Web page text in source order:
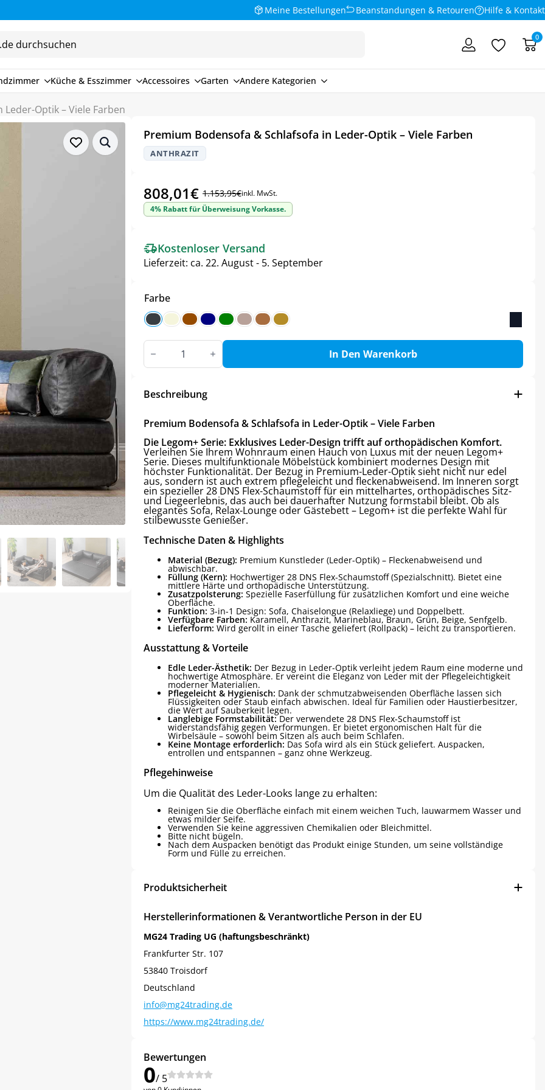
Meine Bestellungen Beanstandungen & Retouren Hilfe & Kontakt
0
Küche & Esszimmer Accessoires Garten Andere Kategorien
Optik – Viele Farben
Premium Bodensofa & Schlafsofa in Leder-Optik – Viele Farben
ANTHRAZIT
1.153,95€
808,01€
inkl. MwSt.
4% Rabatt für Überweisung Vorkasse.
Kostenloser Versand
Lieferzeit: ca. 22. August - 5. September
Farbe
Premium
Bodensofa
&
Leder-
Viele
Menge
In Den Warenkorb
Beschreibung
Premium Bodensofa & Schlafsofa in Leder-Optik – Viele Farben
Die Legom+ Serie: Exklusives Leder-Design trifft auf orthopädischen Komfort.
Verleihen Sie Ihrem Wohnraum einen Hauch von Luxus mit der neuen Legom+
Serie. Dieses multifunktionale Möbelstück kombiniert modernes Design mit
höchster Funktionalität. Der Bezug in Premium-Leder-Optik sieht nicht nur edel
aus, sondern ist auch extrem pflegeleicht und fleckenabweisend. Im Inneren sorgt
ein spezieller 28 DNS Flex-Schaumstoff für ein mittelhartes, orthopädisches Sitz-
und Liegeerlebnis, das auch bei dauerhafter Nutzung formstabil bleibt. Ob als
elegantes Sofa, Relax-Lounge oder Gästebett – Legom+ ist die perfekte Wahl für
stilbewusste Genießer.
Technische Daten & Highlights
Material (Bezug): Premium Kunstleder (Leder-Optik) – Fleckenabweisend und
abwischbar.
Füllung (Kern): Hochwertiger 28 DNS Flex-Schaumstoff (Spezialschnitt). Bietet eine
mittlere Härte und orthopädische Unterstützung.
Zusatzpolsterung: Spezielle Faserfüllung für zusätzlichen Komfort und eine weiche
Oberfläche.
Funktion: 3-in-1 Design: Sofa, Chaiselongue (Relaxliege) und Doppelbett.
Verfügbare Farben: Karamell, Anthrazit, Marineblau, Braun, Grün, Beige, Senfgelb.
Lieferform: Wird gerollt in einer Tasche geliefert (Rollpack) – leicht zu transportieren.
Ausstattung & Vorteile
Edle Leder-Ästhetik: Der Bezug in Leder-Optik verleiht jedem Raum eine moderne und
hochwertige Atmosphäre. Er vereint die Eleganz von Leder mit der Pflegeleichtigkeit
moderner Materialien.
Pflegeleicht & Hygienisch: Dank der schmutzabweisenden Oberfläche lassen sich
Flüssigkeiten oder Staub einfach abwischen. Ideal für Familien oder Haustierbesitzer,
die Wert auf Sauberkeit legen.
Langlebige Formstabilität:Der verwendete 28 DNS Flex-Schaumstoff ist
widerstandsfähig gegen Verformungen. Er bietet ergonomischen Halt für die
Wirbelsäule – sowohl beim Sitzen als auch beim Schlafen.
Keine Montage erforderlich: Das Sofa wird als ein Stück geliefert. Auspacken,
entrollen und entspannen – ganz ohne Werkzeug.
Pflegehinweise
Um die Qualität des Leder-Looks lange zu erhalten:
Reinigen Sie die Oberfläche einfach mit einem weichen Tuch, lauwarmem Wasser und
etwas milder Seife.
Verwenden Sie keine aggressiven Chemikalien oder Bleichmittel.
Bitte nicht bügeln.
Nach dem Auspacken benötigt das Produkt einige Stunden, um seine vollständige
Form und Fülle zu erreichen.
Produktsicherheit
Herstellerinformationen & Verantwortliche Person in der EU
MG24 Trading UG (haftungsbeschränkt)
Frankfurter Str. 107
53840 Troisdorf
Deutschland
info@mg24trading.de
https://www.mg24trading.de/
Bewertungen
0/ 5
5% Rabatt